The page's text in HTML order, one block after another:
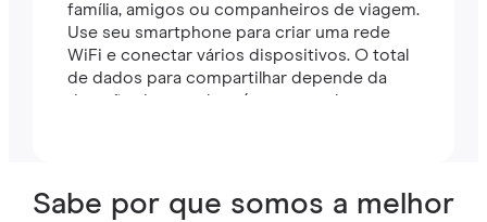
família, amigos ou companheiros de viagem.
Use seu smartphone para criar uma rede
WiFi e conectar vários dispositivos. O total
de dados para compartilhar depende da
duração do seu plano (por exemplo, um
Sabe por que somos a melhor